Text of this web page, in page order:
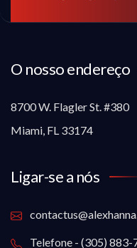
O nosso endereço
8700 W. Flagler St. #380
Miami, FL 33174
Ligar-se a nós
Telefone - (305) 883-